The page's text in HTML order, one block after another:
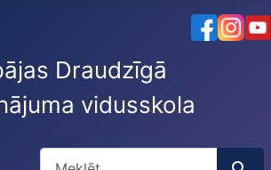
Draudzīgā
vidusskola